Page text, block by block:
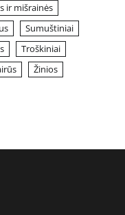
ir mišrainės
Sumuštiniai
Troškiniai
Žinios